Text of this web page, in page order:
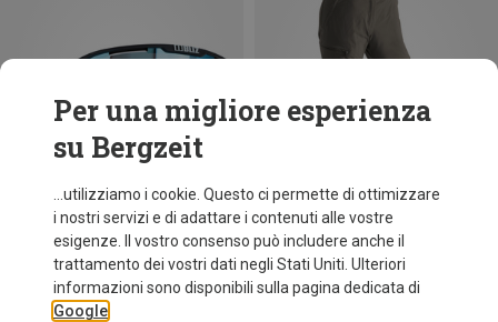
+10
fino a 35%
Per una migliore esperienza
su Bergzeit
...utilizziamo i cookie. Questo ci permette di ottimizzare
i nostri servizi e di adattare i contenuti alle vostre
esigenze. Il vostro consenso può includere anche il
trattamento dei vostri dati negli Stati Uniti. Ulteriori
informazioni sono disponibili sulla pagina dedicata di
Google